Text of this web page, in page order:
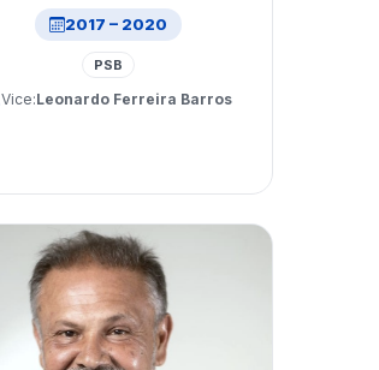
2017 – 2020
PSB
Vice:Leonardo Ferreira Barros